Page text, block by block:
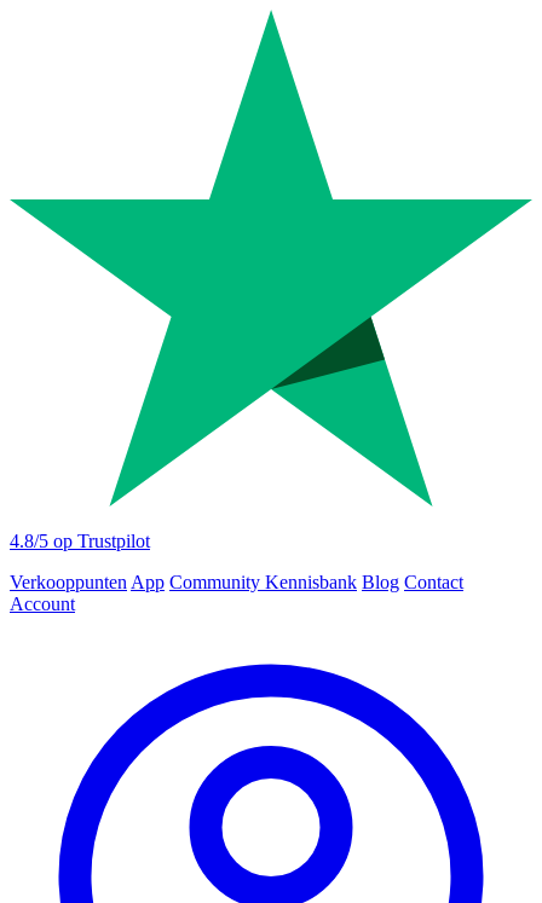
4.8/5 op Trustpilot
Verkooppunten App Community Kennisbank Blog Contact
Account